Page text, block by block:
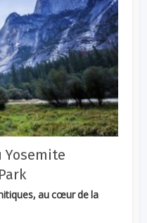
Yosemite
au cœur de la